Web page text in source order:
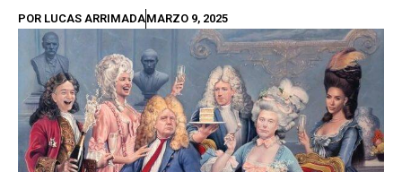
POR LUCAS ARRIMADAMARZO 9, 2025